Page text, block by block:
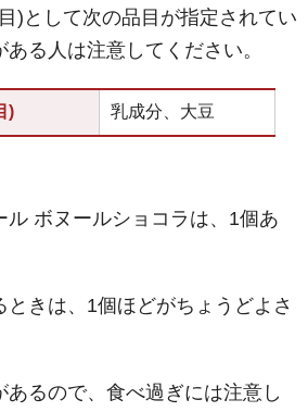
)として次の品目が指定されてい
る人は注意してください。
) 乳成分、大豆
ル ボヌールショコラは、1個あ
ときは、1個ほどがちょうどよさ
あるので、食べ過ぎには注意し